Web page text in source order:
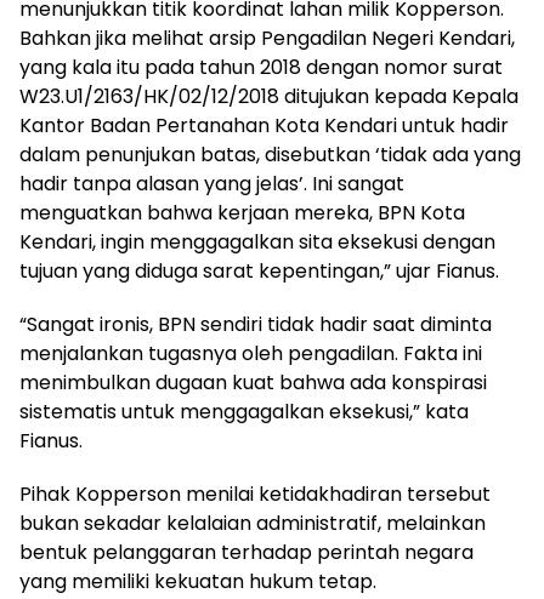
menunjukkan titik koordinat lahan milik Kopperson.
Bahkan jika melihat arsip Pengadilan Negeri Kendari,
yang kala itu pada tahun 2018 dengan nomor surat
W23.U1/2163/HK/02/12/2018 ditujukan kepada Kepala
Kantor Badan Pertanahan Kota Kendari untuk hadir
dalam penunjukan batas, disebutkan ‘tidak ada yang
hadir tanpa alasan yang jelas’. Ini sangat
menguatkan bahwa kerjaan mereka, BPN Kota
Kendari, ingin menggagalkan sita eksekusi dengan
tujuan yang diduga sarat kepentingan,” ujar Fianus.
“Sangat ironis, BPN sendiri tidak hadir saat diminta
menjalankan tugasnya oleh pengadilan. Fakta ini
menimbulkan dugaan kuat bahwa ada konspirasi
sistematis untuk menggagalkan eksekusi,” kata
Fianus.
Pihak Kopperson menilai ketidakhadiran tersebut
bukan sekadar kelalaian administratif, melainkan
bentuk pelanggaran terhadap perintah negara
yang memiliki kekuatan hukum tetap.